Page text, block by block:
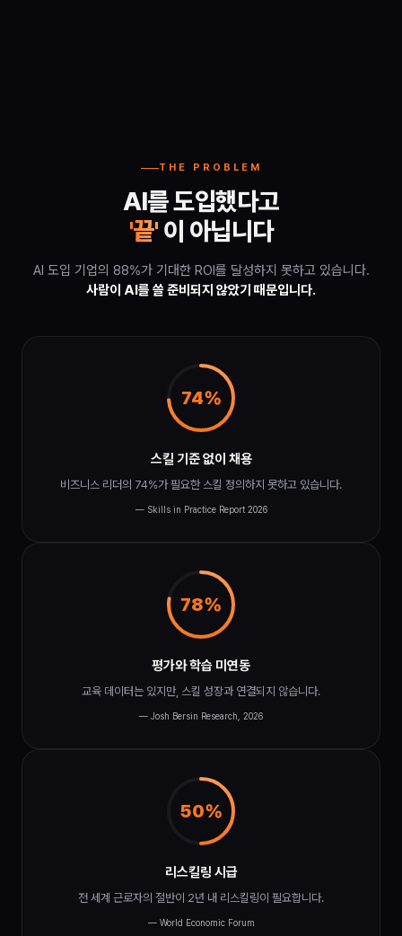
THE PROBLEM
AI를 도입했다고
'끝' 이 아닙니다
AI 도입 기업의 88%가 기대한 ROI를 달성하지 못하고 있습니다.
사람이 AI를 쓸 준비되지 않았기 때문입니다.
74%
스킬 기준 없이 채용
비즈니스 리더의 74%가 필요한 스킬 정의하지 못하고 있습니다.
— Skills in Practice Report 2026
78%
평가와 학습 미연동
교육 데이터는 있지만, 스킬 성장과 연결되지 않습니다.
— Josh Bersin Research, 2026
50%
리스킬링 시급
전 세계 근로자의 절반이 2년 내 리스킬링이 필요합니다.
— World Economic Forum